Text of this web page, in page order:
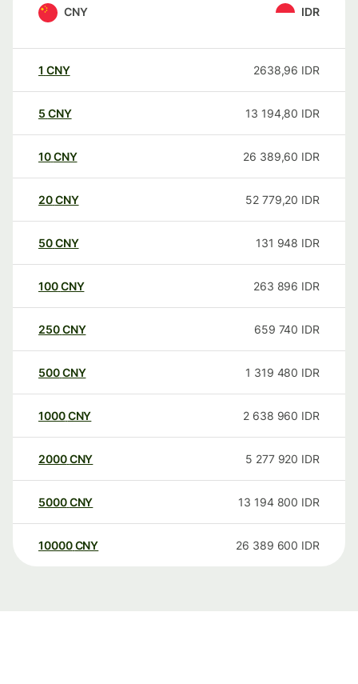
CNY IDR
1 CNY 2638,96 IDR
5 CNY 13 194,80 IDR
10CNY 26 389,60 IDR
20CNY 52 779,20 IDR
50CNY 131 948 IDR
100CNY 263 896 IDR
250CNY 659 740 IDR
500CNY 1 319 480 IDR
1000CNY 2 638 960 IDR
2000CNY 5 277 920 IDR
5000CNY 13 194 800 IDR
10000 CNY 26 389 600 IDR